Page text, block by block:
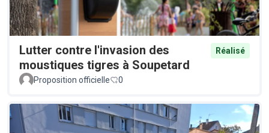
Lutter contre l'invasion des
moustiques tigres à Soupetard
Réalisé
Proposition officielle 0